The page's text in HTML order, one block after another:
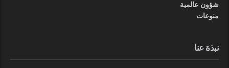
شؤون عالمية
منوعات
نبذة عنا